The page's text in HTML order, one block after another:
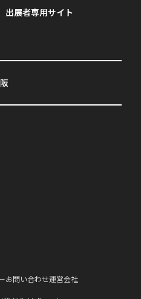
出展者専用サイト
お問い合わせ運営会社